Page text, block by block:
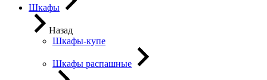
Шкафы
Назад
Шкафы-купе
Шкафы распашные